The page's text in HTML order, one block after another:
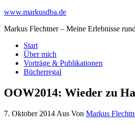
www.markusdba.de
Markus Flechtner – Meine Erlebnisse
Start
Über mich
Vorträge & Publikationen
Bücherregal
OOW2014: Wieder zu
7. Oktober 2014 Aus Von Markus